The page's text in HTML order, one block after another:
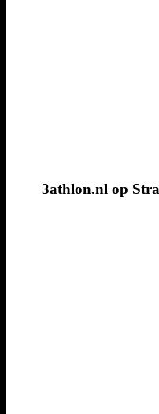
3athlon.nl op